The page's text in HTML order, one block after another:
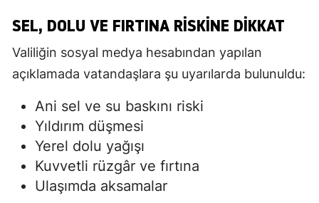
SEL, DOLU VE FIRTINA RISKINE DIKKAT
Valiliğin sosyal medya hesabından yapılan
açıklamada vatandaşlara şu uyarılarda bulunuldu:
Ani sel ve su baskını riski
Yıldırım düşmesi
Yerel dolu yağışı
Kuvvetli rüzgâr ve fırtına
Ulaşımda aksamalar